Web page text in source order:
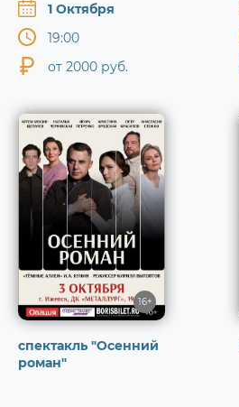
1 Октября
19:00
от 2000 руб.
16+
спектакль "Осенний
роман"